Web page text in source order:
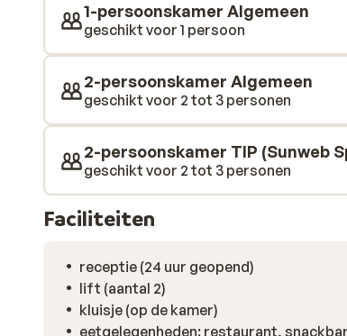
1-persoonskamer Algemeen
geschikt voor 1 persoon
2-persoonskamer Algemeen
geschikt voor 2 tot 3 personen
2-persoonskamer TIP (Sunweb
geschikt voor 2 tot 3 personen
Faciliteiten
receptie (24 uur geopend)
lift (aantal 2)
kluisje (op de kamer)
eetgelegenheden: restaurant, snackbar